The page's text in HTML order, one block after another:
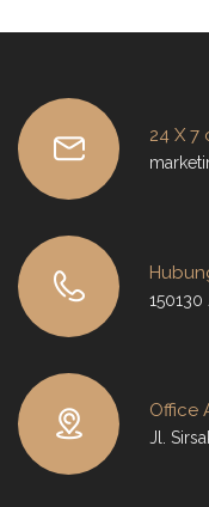
24 X
Office
Jl.